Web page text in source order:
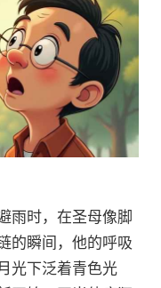
雨时，在圣母像脚
的瞬间，他的呼吸
光下泛着青色光